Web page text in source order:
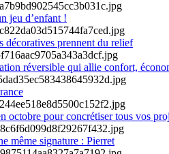
jeu d’enfant !
prennent du relief
réversible qui allie confort,
octobre pour concrétiser tous vos
même signature : Pierret